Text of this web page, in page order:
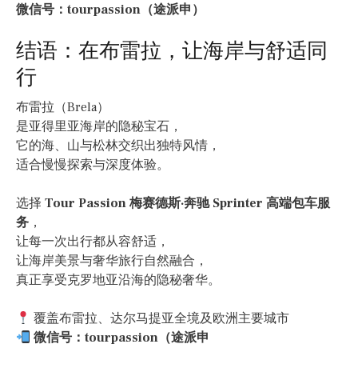
微信号：tourpassion（途派申）
结语：在布雷拉，让海岸与舒适同
行
布雷拉（Brela）
是亚得里亚海岸的隐秘宝石，
它的海、山与松林交织出独特风情，
适合慢慢探索与深度体验。
选择 Tour Passion 梅赛德斯·奔驰 Sprinter 高端包车服
务 ，
让每一次出行都从容舒适，
让海岸美景与奢华旅行自然融合，
真正享受克罗地亚沿海的隐秘奢华。
覆盖布雷拉、达尔马提亚全境及欧洲主要城市
微信号：tourpassion（途派申